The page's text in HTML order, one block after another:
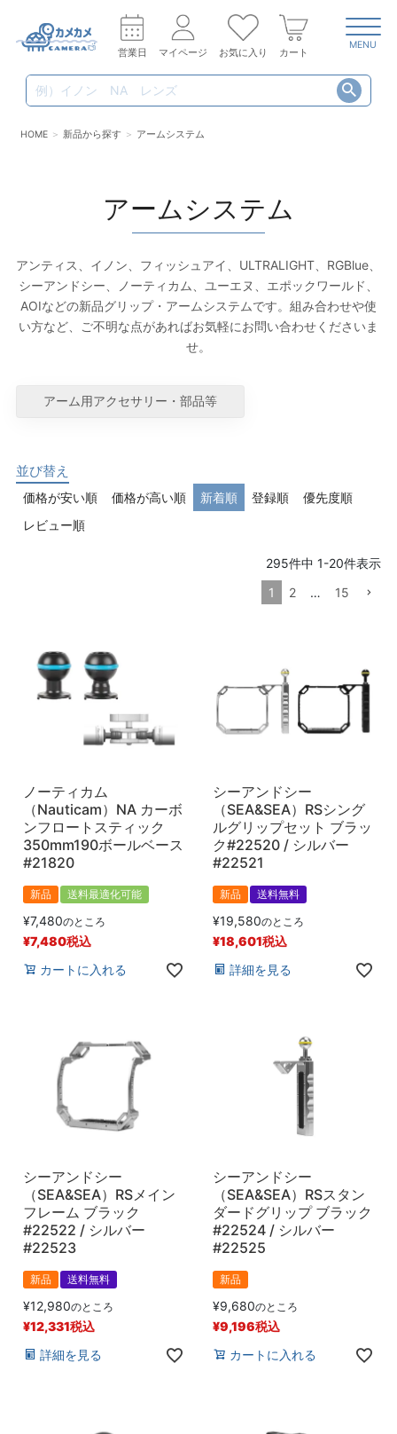
営業日 マイページ お気に入り カート
MENU
HOME 新品から探す アームシステム
アームシステム
アンティス、イノン、フィッシュアイ、ULTRALIGHT、RGBlue、
シーアンドシー、ノーティカム、ユーエヌ、エポックワールド、
AOIなどの新品グリップ・アームシステムです。組み合わせや使
い方など、ご不明な点があればお気軽にお問い合わせくださいま
せ。
アーム用アクセサリー・部品等
並び替え
価格が安い順 価格が高い順 新着順 登録順
優先度順
レビュー順
295件中 1-20件表示
1
2 … 15
ノーティカム
（Nauticam）NA カーボ
ンフロートスティック
350mm190ボールベース
#21820
新品 送料最適化可能
¥7,480のところ
¥7,480税込
カートに入れる
シーアンドシー
（SEA&SEA）RSシング
ルグリップセット ブラッ
ク#22520 / シルバー
#22521
新品 送料無料
¥19,580のところ
¥18,601税込
詳細を見る
シーアンドシー
（SEA&SEA）RSメイン
フレーム ブラック
#22522 / シルバー
#22523
新品 送料無料
¥12,980のところ
¥12,331税込
詳細を見る
シーアンドシー
（SEA&SEA）RSスタン
ダードグリップ ブラック
#22524 / シルバー
#22525
新品
¥9,680のところ
¥9,196税込
カートに入れる